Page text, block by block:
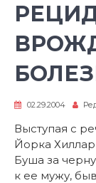
02.29.2004
Выступая с
Йорка
Буша за
к ее мужу,